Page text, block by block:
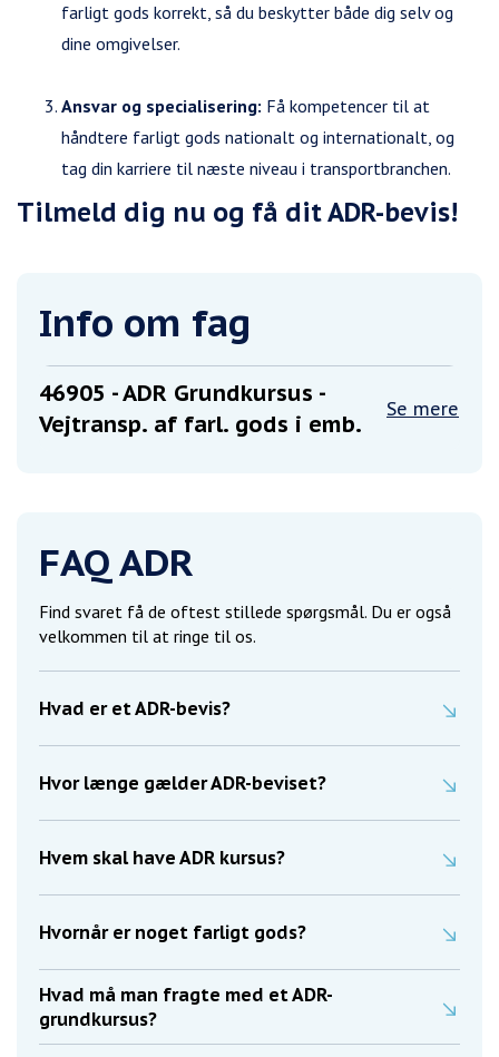
farligt gods korrekt, så du beskytter både dig selv og
dine omgivelser.
Ansvar og specialisering: Få kompetencer til at
håndtere farligt gods nationalt og internationalt, og
tag din karriere til næste niveau i transportbranchen.
Tilmeld dig nu og få dit ADR-bevis!
Info om fag
46905 - ADR Grundkursus -
Vejtransp. af farl. gods i emb.
Se mere
FAQ ADR
Find svaret få de oftest stillede spørgsmål. Du er også
velkommen til at ringe til os.
Hvad er et ADR-bevis?
Hvor længe gælder ADR-beviset?
Hvem skal have ADR kursus?
Hvornår er noget farligt gods?
Hvad må man fragte med et ADR-
grundkursus?